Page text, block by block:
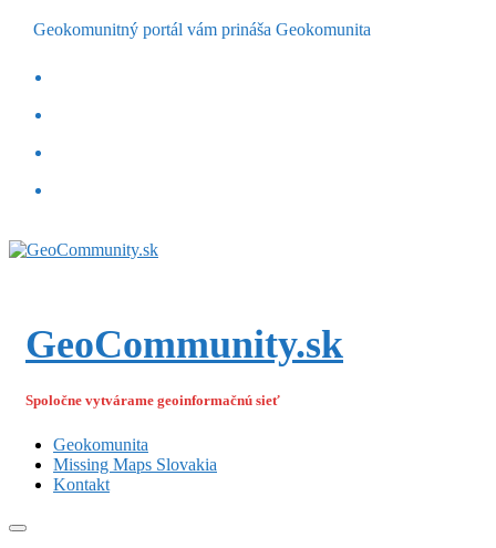
Geokomunitný portál vám prináša Geokomunita
GeoCommunity.sk
Spoločne vytvárame geoinformačnú sieť
Geokomunita
Missing Maps Slovakia
Kontakt